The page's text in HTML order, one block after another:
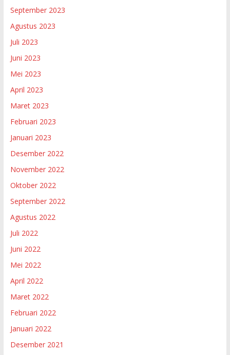
September 2023
Agustus 2023
Juli 2023
Juni 2023
Mei 2023
April 2023
Maret 2023
Februari 2023
Januari 2023
Desember 2022
November 2022
Oktober 2022
September 2022
Agustus 2022
Juli 2022
Juni 2022
Mei 2022
April 2022
Maret 2022
Februari 2022
Januari 2022
Desember 2021